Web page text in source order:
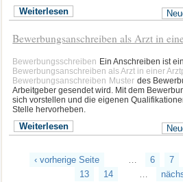
Weiterlesen
Bewerbungsanschreiben als Arzt in
Bewerbungsschreiben
Bewerbungsanschreiben als Arzt in einer
Bewerbungsanschreiben Muster
Ein Anschreiben ist
des
Arbeitgeber gesendet wird. Mit dem
sich vorstellen und die eigenen
Stelle hervorheben.
Weiterlesen
‹ vorherige Seite … 6 7
13
14 …